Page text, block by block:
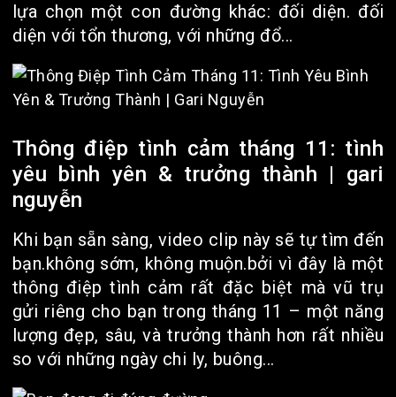
lựa chọn một con đường khác: đối diện. đối
diện với tổn thương, với những đổ...
Thông điệp tình cảm tháng 11: tình
yêu bình yên & trưởng thành | gari
nguyễn
Khi bạn sẵn sàng, video clip này sẽ tự tìm đến
bạn.không sớm, không muộn.bởi vì đây là một
thông điệp tình cảm rất đặc biệt mà vũ trụ
gửi riêng cho bạn trong tháng 11 – một năng
lượng đẹp, sâu, và trưởng thành hơn rất nhiều
so với những ngày chi ly, buông...